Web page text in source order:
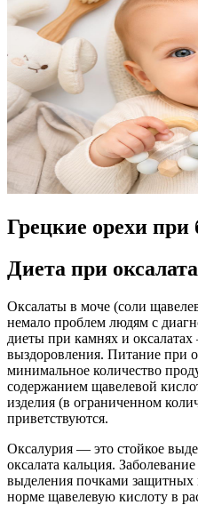
Грецкие орехи при
Диета при
Оксалаты в моче (соли
немало проблем людям с
диеты при камнях и оксалатах
выздоровления. Питание при
минимальное количество
содержанием щавелевой
изделия (в ограниченном
приветствуются.
Оксалурия — это стойкое
оксалата кальция.
выделения почками
норме щавелевую кислоту в